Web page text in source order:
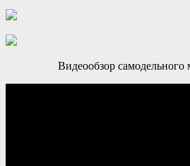
Видеообзор самодельного